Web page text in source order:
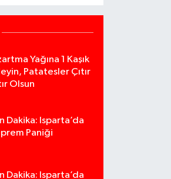
Yağına 1 Kaşık
Patatesler Çıtır
Olsun
Dakika: Isparta’da
Paniği
Dakika: Isparta’da